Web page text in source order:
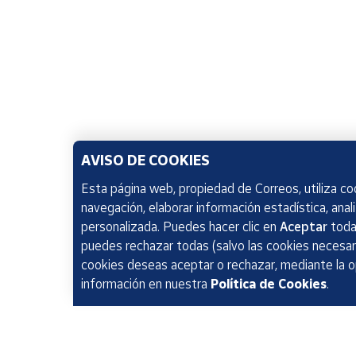
AVISO DE COOKIES
Esta página web, propiedad de Correos, utiliza
navegación, elaborar información estadística,
personalizada. Puedes hacer clic en Aceptar
puedes rechazar todas (salvo las cookies
cookies deseas aceptar o rechazar, mediante la
información en nuestra Política de Cookies.